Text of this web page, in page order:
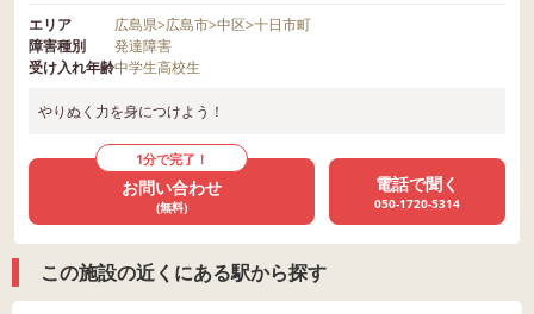
エリア 広島県>広島市>中区>十日市町
障害種別
発達障害
受け入れ年齢中学生高校生
やりぬく力を身につけよう！
1分で完了！
お問い合わせ
(無料)
電話で聞く
050-1720-5314
この施設の近くにある駅から探す